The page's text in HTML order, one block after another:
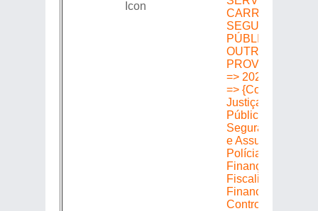
CARREIRAS DA
SEGURANÇA
PÚBLICA E DÁ
OUTRAS
PROVIDÊNCIAS
=> 20220305483
=> {Constituição e
Justiça
Públicos
Segurança
e Assuntos de
Polícia
Finanças
Fiscalização
Financeira e
Controle }